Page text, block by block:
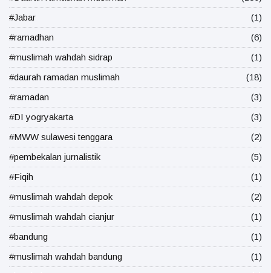
#Jabar
(1)
#ramadhan
(6)
#muslimah wahdah sidrap
(1)
#daurah ramadan muslimah
(18)
#ramadan
(3)
#DI yogryakarta
(3)
#MWW sulawesi tenggara
(2)
#pembekalan jurnalistik
(5)
#Fiqih
(1)
#muslimah wahdah depok
(2)
#muslimah wahdah cianjur
(1)
#bandung
(1)
#muslimah wahdah bandung
(1)